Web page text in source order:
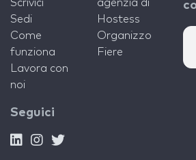
Scrivici
Sedi
Come
funziona
Lavora con
noi
agenzia di
Hostess
Organizzo
Fiere
Seguici